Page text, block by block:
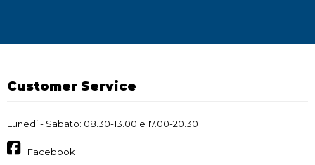
Customer Service
Lunedi - Sabato: 08.30-13.00 e 17.00-20.30
Facebook